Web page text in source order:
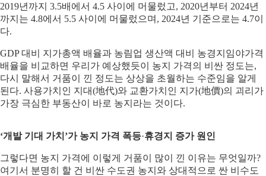
2019년까지 3.5배에서 4.5 사이에 머물렀고, 2020년부터 2024년
까지는 4.8에서 5.5 사이에 머물렀으며, 2024년 기준으로는 4.7이
다.
GDP 대비 지가총액 배율과 농림업 생산액 대비 농경지임야가격
배율을 비교하면 우리가 예상했듯이 농지 가격의 비싼 정도는,
다시 말해서 거품이 낀 정도는 상상을 초월하는 수준임을 알게
된다. 사용가치인 지대(地代)와 교환가치인 지가(地價)의 괴리가
가장 극심한 부동산이 바로 농지라는 것이다.
‘개발 기대 가치’가 농지 가격 폭등·휴경지 증가 원인
그렇다면 농지 가격에 이렇게 거품이 많이 낀 이유는 무엇일까?
여기서 분명히 할 건 비싼 수도권 농지와 상대적으로 싼 비수도